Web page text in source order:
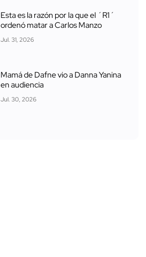
Esta es la razón por la que el ´R1´
ordenó matar a Carlos Manzo
Jul. 31, 2026
Mamá de Dafne vio a Danna Yanina
en audiencia
Jul. 30, 2026